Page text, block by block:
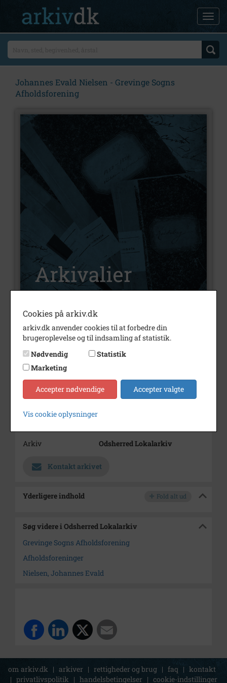
Johannes Evald Nielsen - Grevinge Sogns
Afholdsforening
Nummer
A676
Type
Arkivalier
Arkivskaber
Beskrivelse
Johannes Evald Nielsen
Gundestrup
Arkiv
Odsherred Lokalarkiv
Kontakt arkivet
Yderligere indhold Fold alt ud
Søg videre i Odsherred Lokalarkiv
Grevinge Sogns Afholdsforening
Afholdsforeninger
Nielsen, Johannes Evald
om arkiv.dk | arkiver | rettigheder og brug | faq | kontakt
| privatlivspolitik | handelsbetingelser | cookie-indstillinger
Cookies på arkiv.dk
arkiv.dk anvender cookies til at forbedre din
brugeroplevelse og til indsamling af statistik.
Nødvendig
Statistik
Marketing
Accepter nødvendige Accepter valgte
Vis cookie oplysninger